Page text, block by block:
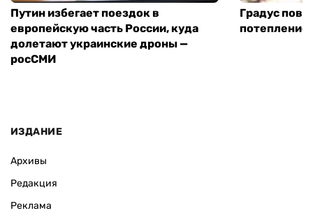
Путин избегает поездок в
европейскую часть России, куда
долетают украинские дроны —
росСМИ
Градус
ИЗДАНИЕ
Архивы
Редакция
Реклама